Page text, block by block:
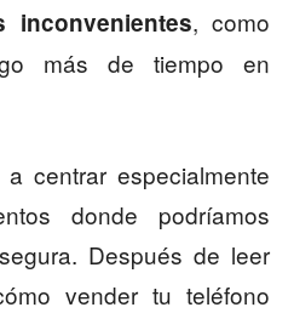
inconvenientes, como
más de tiempo en
centrar especialmente
donde podríamos
Después de leer
vender tu teléfono